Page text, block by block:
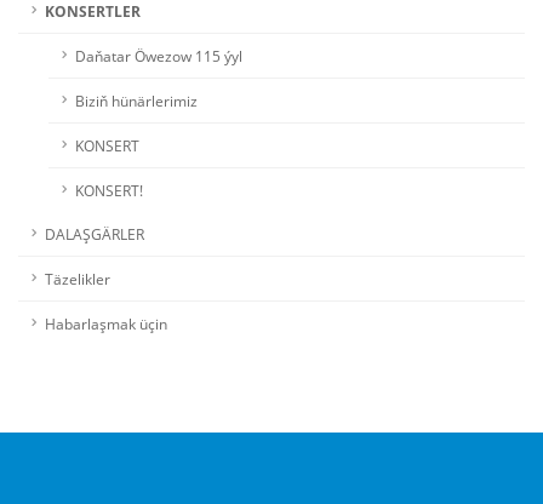
KONSERTLER
Daňatar Öwezow 115 ýyl
Biziň hünärlerimiz
KONSERT
KONSERT!
DALAŞGÄRLER
Täzelikler
Habarlaşmak üçin